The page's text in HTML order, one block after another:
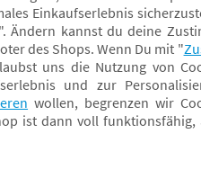
Laufrad
Fahrradhelm